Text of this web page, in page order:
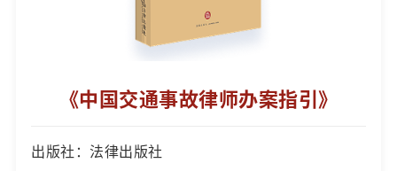
《中国交通事故律师办案指引》
出版社：法律出版社